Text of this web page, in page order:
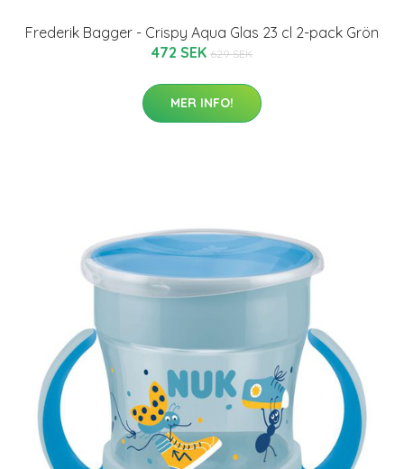
Frederik Bagger - Crispy Aqua Glas 23 cl 2-pack Grön
472 SEK 629 SEK
MER INFO!